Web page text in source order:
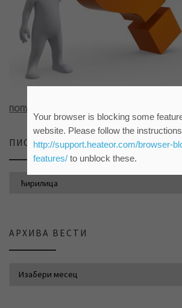
ПОПУНИТЕ УПИТНИК КЛИКОМ НА СЛИКУ ИЛИ
ПИСМО САЈТА
АРХИВА ВЕСТИ
Your browser is blocking some
website. Please follow the
http://support.heateor.com/browser-
features/to unblock these.